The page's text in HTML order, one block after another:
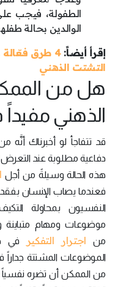
الطفولة، فيجب
الوالدين بحالة
إقرأ أيضاً:
4 طرق
التشتت الذهني
هل من
الذهني
قد تتفاجأ لو أخبرناك أنَّه
دفاعية مطلوبة عند
هذه الحالة وسيلةً من أجل
فعندما يصاب الإنسان بفقد
النفسيون بمحاولة
موضوعات ومهام
من اجترار التفكير
في
الموضوعات المشتتة جداراً
من الممكن أن تضره